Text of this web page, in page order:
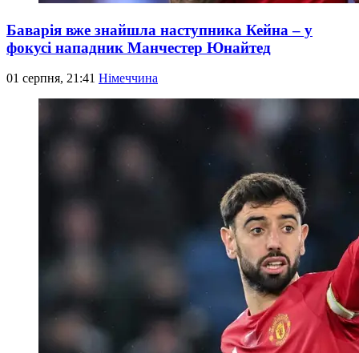
Баварія вже знайшла наступника Кейна – у
фокусі нападник Манчестер Юнайтед
01 серпня, 21:41 Німеччина